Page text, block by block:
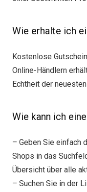
Wie erhalte ich
Kostenlose
Online-Händlern
Echtheit der
Wie kann ich
– Geben Sie einfach
Shops in das
Übersicht über alle
– Suchen Sie in der